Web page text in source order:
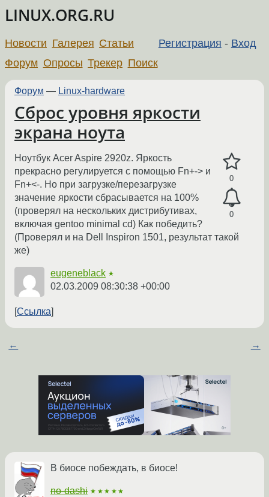
LINUX.ORG.RU
Регистрация - Вход
Новости Галерея Статьи
Форум Опросы Трекер Поиск
Форум — Linux-hardware
Сброс уровня яркости
экрана ноута
0
0
Ноутбук Acer Aspire 2920z. Яркость
прекрасно регулируется с помощью Fn+-> и
Fn+<-. Но при загрузке/перезагрузке
значение яркости сбрасывается на 100%
(проверял на нескольких дистрибутивах,
включая gentoo minimal cd) Как победить?
(Проверял и на Dell Inspiron 1501, результат такой
же)
eugeneblack ★
02.03.2009 08:30:38 +00:00
Ссылка
← →
В биосе побеждать, в биосе!
no-dashi ★★★★★